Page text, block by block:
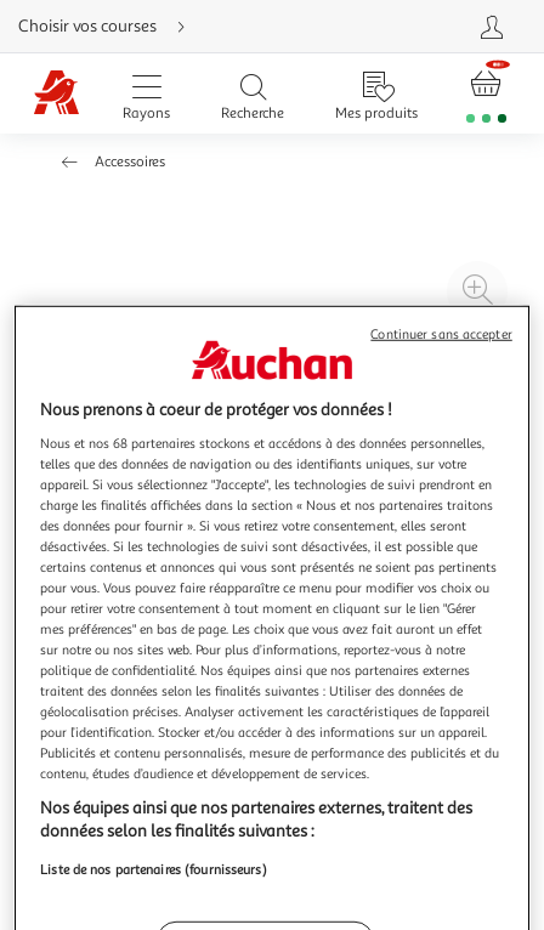
Aller
directement
au
contenu
Aller
directement
Aller
rubrique
Choisir vos courses
Rayons Recherche Mes produits
Accessoires
à
FRENCH TENDANCE
Bombe de bain coeur senteur monoÏ
Bombe de bain Cœur 120 grs - Senteur Monoï
En savoir +
120g
Vous voulez connaître le prix de ce produit ?
Afficher le prix
Nous prenons à coeur de protéger vos données !
Nous et nos 68 partenaires stockons et accédons à des données personnelles,
telles que des données de navigation ou des identifiants uniques, sur votre
appareil. Si vous sélectionnez "J'accepte", les technologies de suivi prendront en
charge les finalités affichées dans la section « Nous et nos partenaires traitons
des données pour fournir ». Si vous retirez votre consentement, elles seront
désactivées. Si les technologies de suivi sont désactivées, il est possible que
certains contenus et annonces qui vous sont présentés ne soient pas pertinents
pour vous. Vous pouvez faire réapparaître ce menu pour modifier vos choix ou
pour retirer votre consentement à tout moment en cliquant sur le lien "Gérer
mes préférences" en bas de page. Les choix que vous avez fait auront un effet
sur notre ou nos sites web. Pour plus d’informations, reportez-vous à notre
politique de confidentialité. Nos équipes ainsi que nos partenaires externes
traitent des données selon les finalités suivantes : Utiliser des données de
géolocalisation précises. Analyser activement les caractéristiques de l’appareil
pour l’identification. Stocker et/ou accéder à des informations sur un appareil.
Publicités et contenu personnalisés, mesure de performance des publicités et du
contenu, études d’audience et développement de services.
Nos équipes ainsi que nos partenaires externes, traitent des
données selon les finalités suivantes :
Liste de nos partenaires (fournisseurs)
Continuer sans accepter